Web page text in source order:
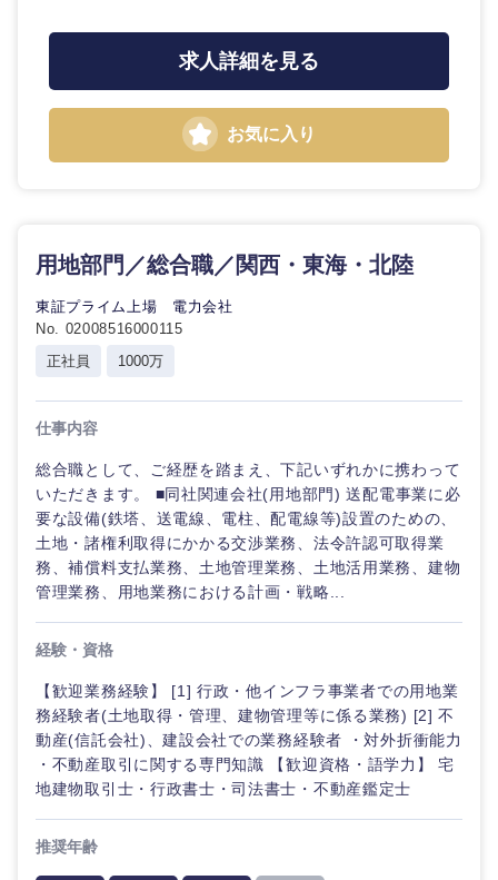
ビス・制
技術職
（モノづ
くり）
金融専門
メディカ
不動産専
門職
建設・施
事務職
その他
その他
WEBサービス
広告・宣伝・印刷
法律・特許事務所・監査法人
人材・アウトソーシング
関東地方
群馬県 埼玉県
神奈川県
上
完全週休2日制 社宅・家賃補助有
求人詳細を見る
お気に入り
用地部門／総合職／関西・東海・北陸
東証プライム上場 電力会社
No. 02008516000115
正社員
1000万
仕事内容
総合職として、ご経歴を踏まえ、下記いずれかに携わって
いただきます。 ■同社関連会社(用地部門) 送配電事業に必
要な設備(鉄塔、送電線、電柱、配電線等)設置のための、
土地・諸権利取得にかかる交渉業務、法令許認可取得業
務、補償料支払業務、土地管理業務、土地活用業務、建物
管理業務、用地業務における計画・戦略...
経験・資格
【歓迎業務経験】 [1] 行政・他インフラ事業者での用地業
務経験者(土地取得・管理、建物管理等に係る業務) [2] 不
動産(信託会社)、建設会社での業務経験者 ・対外折衝能力
・不動産取引に関する専門知識 【歓迎資格・語学力】 宅
地建物取引士・行政書士・司法書士・不動産鑑定士
推奨年齢